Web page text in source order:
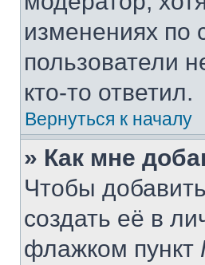
изменениях по
пользователи
кто-то ответил.
Вернуться к началу
» Как мне
Чтобы
создать её в
флажком пункт